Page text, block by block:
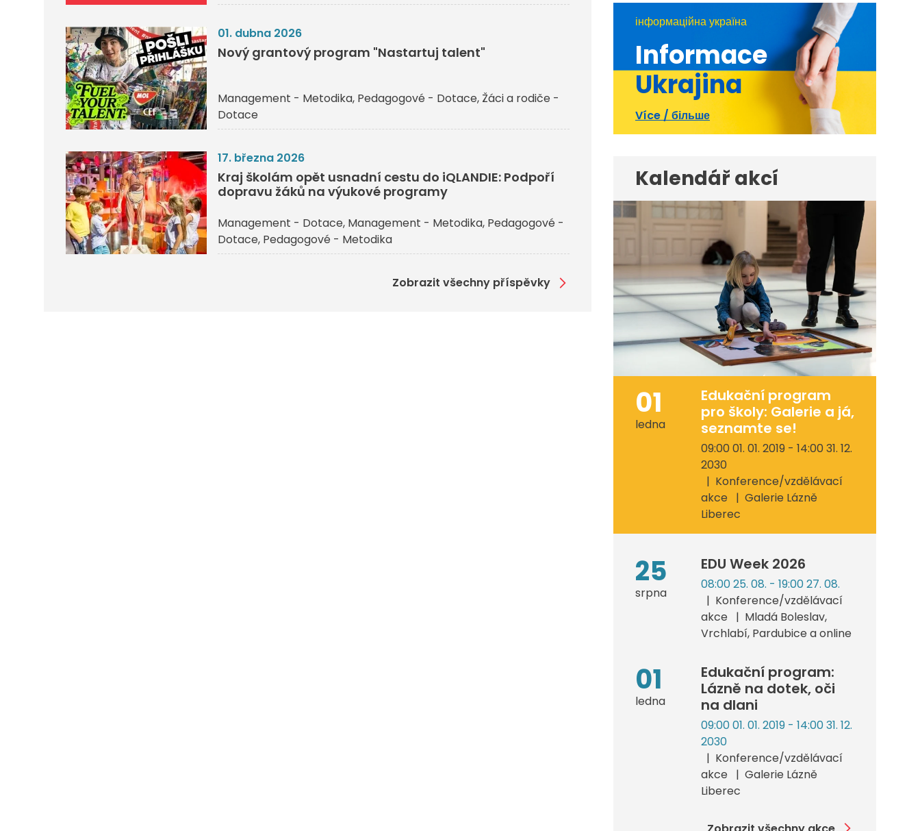
01. dubna 2026
Nový grantový program "Nastartuj talent"
Management - Metodika Pedagogové - Dotace Žáci a rodiče -
Dotace
17. března 2026
Kraj školám opět usnadní cestu do iQLANDIE: Podpoří
dopravu žáků na výukové programy
Management - Dotace Management - Metodika Pedagogové -
Dotace Pedagogové - Metodika
Zobrazit všechny příspěvky
інформаційна україна
Informace
Ukrajina
Více / більше
Kalendář akcí
01
ledna
Edukační program
pro školy: Galerie a já,
seznamte se!
09:00 01. 01. 2019 - 14:00 31. 12.
2030
Konference/vzdělávací
akce
Galerie Lázně
Liberec
25
srpna
EDU Week 2026
08:00 25. 08. - 19:00 27. 08.
Konference/vzdělávací
akce
Mladá Boleslav,
Vrchlabí, Pardubice a online
01
ledna
Edukační program:
Lázně na dotek, oči
na dlani
09:00 01. 01. 2019 - 14:00 31. 12.
2030
Konference/vzdělávací
akce
Galerie Lázně
Liberec